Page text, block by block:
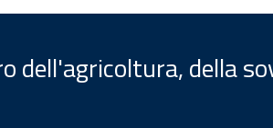
dell'agricoltura, della